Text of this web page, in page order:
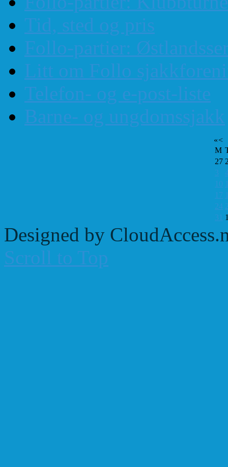
Tid, sted og pris
Follo-partier:
Litt om Follo
Telefon- og e-post-liste
Barne- og ungdomssjakk
«<
M
27
3
10
17
24
31
Designed by
Scroll to Top